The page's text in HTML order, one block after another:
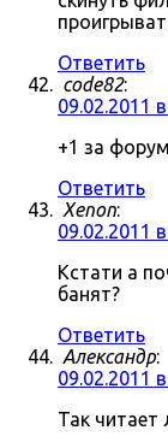
Ответить
code82:
09.02.2011
+1 за форум
Ответить
Xenon:
09.02.2011
Кстати а
банят?
Ответить
Александр:
09.02.2011
Так